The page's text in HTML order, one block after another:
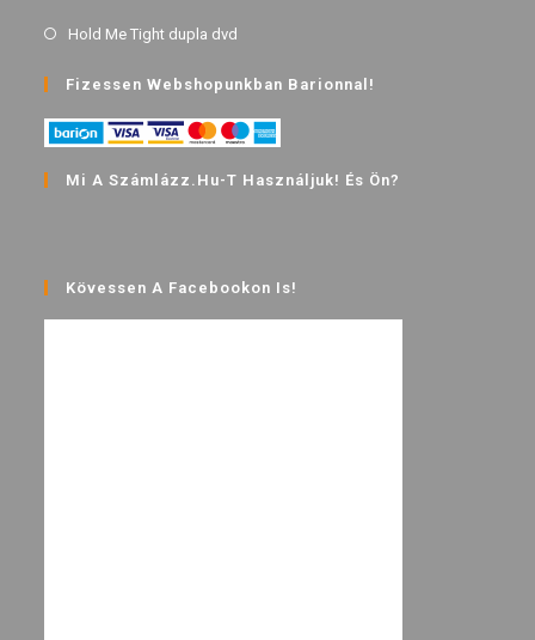
Hold Me Tight dupla dvd
Fizessen Webshopunkban Barionnal!
Mi A Számlázz.hu-T Használjuk! És Ön?
Kövessen A Facebookon Is!